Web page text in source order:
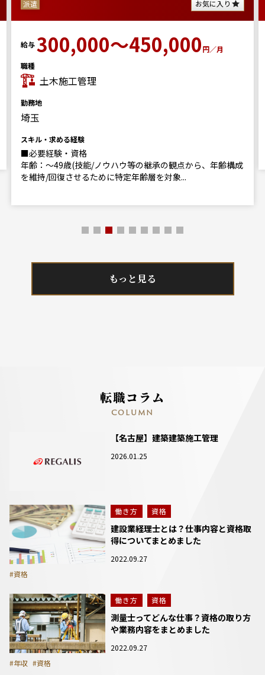
派遣 お気に入り
給与300,000～450,000円／月
職種
土木施工管理
勤務地
埼玉
スキル・求める経験
■必要経験・資格
年齢：～49歳(技能/ノウハウ等の継承の観点から、年齢構成
を維持/回復させるために特定年齢層を対象...
もっと見る
転職コラム
COLUMN
【名古屋】建築建築施工管理
2026.01.25
働き方 資格
建設業経理士とは？仕事内容と資格取
得についてまとめました
2022.09.27
#資格
働き方 資格
測量士ってどんな仕事？資格の取り方
や業務内容をまとめました
2022.09.27
#年収 #資格